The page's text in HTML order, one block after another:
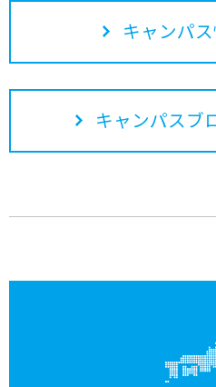
キャンパ
キャンパスブ